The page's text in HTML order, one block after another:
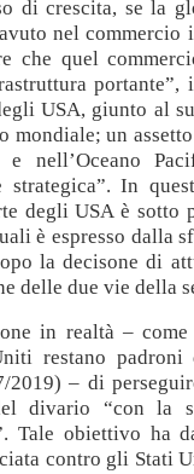
di crescita, se la
nel commercio
che quel
portante”,
USA, giunto al
un
e nell’Oceano
strategica”. In
degli USA è sotto
è espresso dalla
la decisone di
delle due vie della
in realtà –
restano
2019) – di
divario “con la
Tale obiettivo ha
contro gli Stati